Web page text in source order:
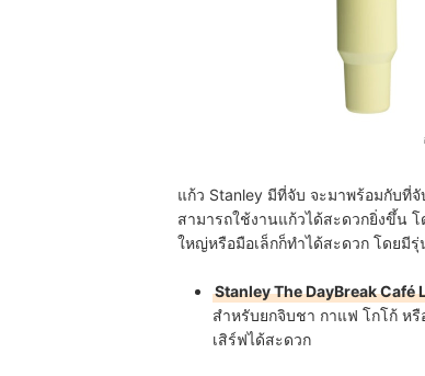
แก้ว Stanley มีที่จับ จะมาพร้อมกับที่
สามารถใช้งานแก้วได้สะดวกยิ่งขึ้น
ใหญ่หรือมือเล็กก็ทำได้สะดวก โดยมี
Stanley The DayBreak Café
สำหรับยกจิบชา กาแฟ โกโก้ ห
เสิร์ฟได้สะดวก